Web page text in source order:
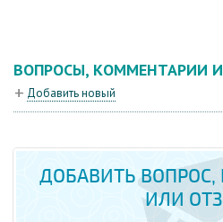
ВОПРОСЫ, КОММЕНТАРИИ
Добавить новый
ДОБАВИТЬ
ИЛИ